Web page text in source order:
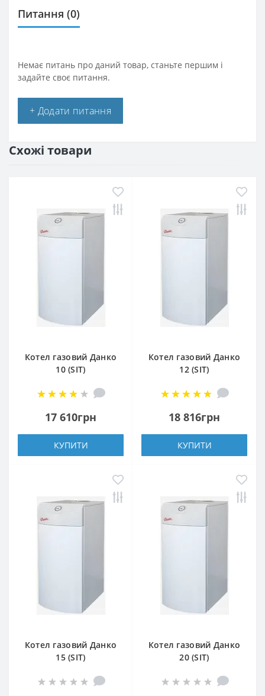
Питання (0)
Немає питань про даний товар, станьте першим і
задайте своє питання.
+ Додати питання
Схожі товари
Котел газовий Данко
10 (SIT)
17 610грн
КУПИТИ
Котел газовий Данко
12 (SIT)
18 816грн
КУПИТИ
Котел газовий Данко
15 (SIT)
Котел газовий Данко
20 (SIT)